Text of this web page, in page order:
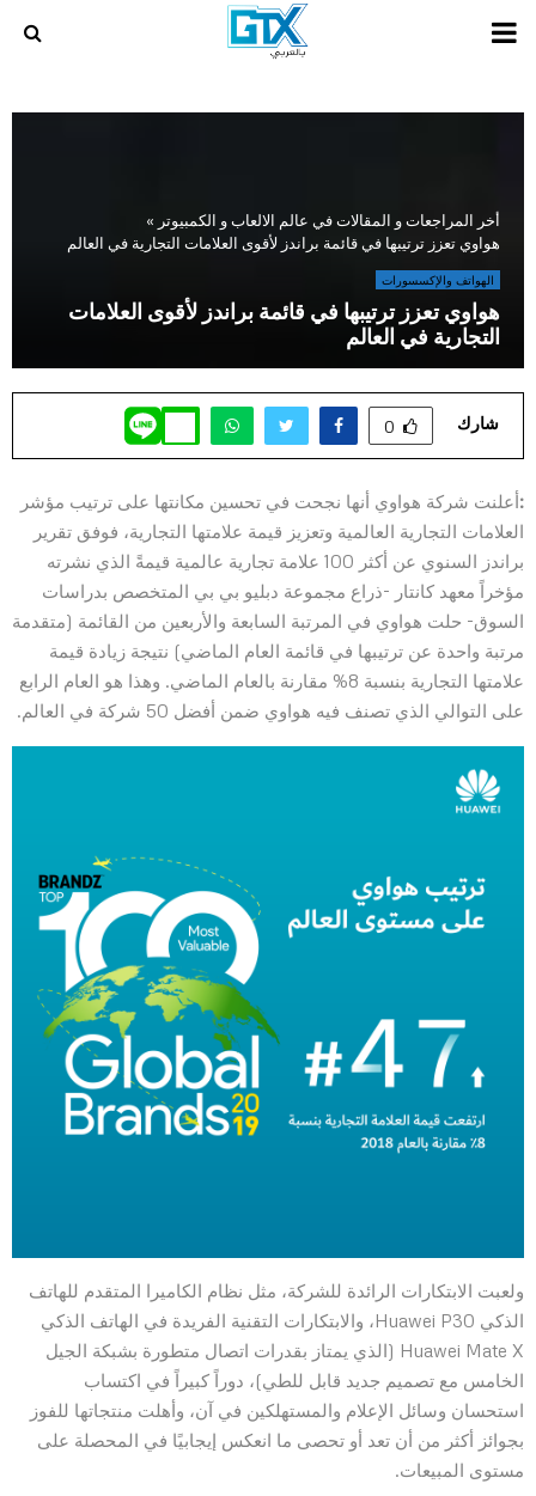
PRIMARY
أخر المراجعات و المقالات في عالم الالعاب و الكمبيوتر »
هواوي تعزز ترتيبها في قائمة براندز لأقوى العلامات التجارية في العالم
الهواتف والإكسسورات
هواوي تعزز ترتيبها في قائمة براندز لأقوى العلامات
التجارية في العالم
شارك 0
:أعلنت شركة هواوي أنها نجحت في تحسين مكانتها على ترتيب مؤشر
العلامات التجارية العالمية وتعزيز قيمة علامتها التجارية، فوفق تقرير
براندز السنوي عن أكثر 100 علامة تجارية عالمية قيمةً الذي نشرته
مؤخراً معهد كانتار -ذراع مجموعة دبليو بي بي المتخصص بدراسات
السوق- حلت هواوي في المرتبة السابعة والأربعين من القائمة (متقدمة
مرتبة واحدة عن ترتيبها في قائمة العام الماضي) نتيجة زيادة قيمة
علامتها التجارية بنسبة 8% مقارنة بالعام الماضي. وهذا هو العام الرابع
على التوالي الذي تصنف فيه هواوي ضمن أفضل 50 شركة في العالم.
ولعبت الابتكارات الرائدة للشركة، مثل نظام الكاميرا المتقدم للهاتف
الذكي Huawei P30، والابتكارات التقنية الفريدة في الهاتف الذكي
Huawei Mate X (الذي يمتاز بقدرات اتصال متطورة بشبكة الجيل
الخامس مع تصميم جديد قابل للطي)، دوراً كبيراً في اكتساب
استحسان وسائل الإعلام والمستهلكين في آن، وأهلت منتجاتها للفوز
بجوائز أكثر من أن تعد أو تحصى ما انعكس إيجابيًا في المحصلة على
مستوى المبيعات.